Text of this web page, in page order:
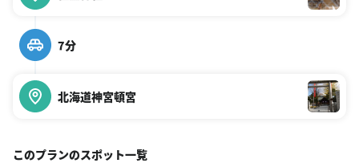
7分
北海道神宮頓宮
このプランのスポット一覧